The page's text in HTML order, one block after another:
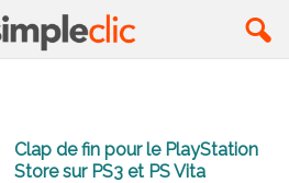
Clap de fin pour le PlayStation
Store sur PS3 et PS Vita